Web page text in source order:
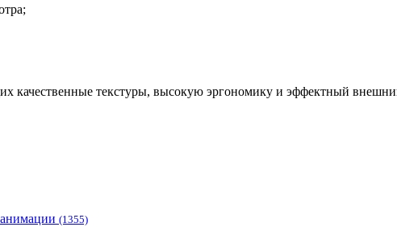
качественные текстуры, высокую эргономику и эффектный
(1355)